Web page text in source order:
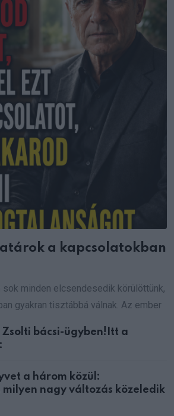
a kapcsolatokban
sok minden elcsendesedik körülöttünk,
gyakran tisztábbá válnak. Az ember
Zsolti bácsi-ügyben!Itt a
a három közül:
nagy változás közeledik